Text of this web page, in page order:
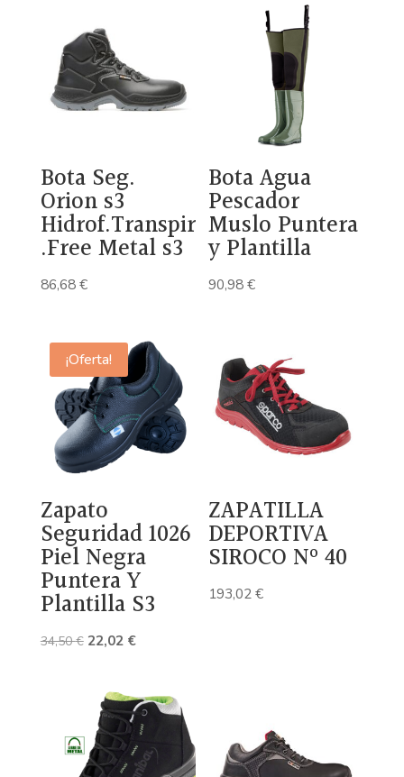
Bota Seg.
Orion s3
Hidrof.Transpir
.Free Metal s3
86,68€
Bota Agua
Pescador
Muslo Puntera
y Plantilla
90,98€
¡Oferta!
Zapato
Seguridad 1026
Piel Negra
Puntera Y
Plantilla S3
34,50€ El
era:
34,50 €.
22,02 €El
es:
22,02 €.
ZAPATILLA
DEPORTIVA
SIROCO Nº 40
193,02€